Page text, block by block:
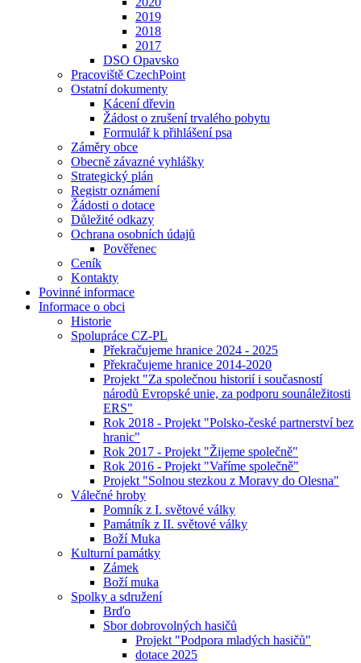
2019
2018
2017
DSO Opavsko
Pracoviště CzechPoint
Ostatní dokumenty
Kácení dřevin
Žádost o zrušení trvalého pobytu
Formulář k přihlášení psa
Záměry obce
Obecně závazné vyhlášky
Strategický plán
Registr oznámení
Žádosti o dotace
Důležité odkazy
Ochrana osobních údajů
Pověřenec
Ceník
Kontakty
Povinné informace
Informace o obci
Historie
Spolupráce CZ-PL
Překračujeme hranice 2024 - 2025
Překračujeme hranice 2014-2020
Projekt "Za společnou historií i současností
národů Evropské unie, za podporu sounáležitosti
ERS"
Rok 2018 - Projekt "Polsko-české partnerství bez
hranic"
Rok 2017 - Projekt "Žijeme společně"
Rok 2016 - Projekt "Vaříme společně"
Projekt "Solnou stezkou z Moravy do Olesna"
Válečné hroby
Pomník z I. světové války
Památník z II. světové války
Boží Muka
Kulturní památky
Zámek
Boží muka
Spolky a sdružení
Brďo
Sbor dobrovolných hasičů
Projekt "Podpora mladých hasičů"
dotace 2025